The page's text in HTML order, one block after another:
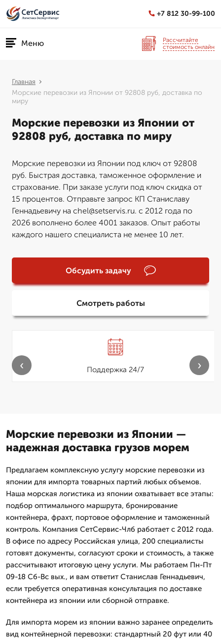
+7 812 30-99-100
Меню
Рассчитайте
стоимость онлайн
Главная
Морские перевозки из Японии от 92808 руб, доставка по
миру
Морские перевозки из Японии от
92808 руб, доставка по миру
Морские перевозки из Японии под ключ от 92808
руб. Быстрая доставка, таможенное оформление и
страхование. При заказе услуги под ключ скидка от
15 процентов. Отправьте запрос КП Станиславу
Геннадьевичу на chel@setservis.ru. с 2012 года по
2026 вополнено более 4001 заказов. Опыт работы
каждого нашего специалиста не менее 10 лет.
Обсудить задачу
Смотреть работы
Поддержка 24/7
‹ ›
Морские перевозки из Японии —
надежная доставка грузов морем
Предлагаем комплексную услугу морские перевозки из
японии для импорта товарных партий любых объемов.
Наша морская логистика из японии охватывает все этапы:
подбор оптимального маршрута, бронирование
контейнера, фрахт, портовое оформление и таможенный
контроль. Компания СетСервис-Члб работает с 2012 года.
В офисе по адресу Российская улица, 200 специалисты
готовят документы, согласуют сроки и стоимость, а также
рассчитывают итоговую цену услуги. Мы работаем Пн-Пт
09-18 Сб-Вс вых., и вам ответит Станислав Геннадьевич,
если требуется оперативная консультация по доставке
контейнера из японии или сборной отправке.
Для импорта морем из японии важно заранее определить
вид контейнерной перевозки: стандартный 20 фут или 40